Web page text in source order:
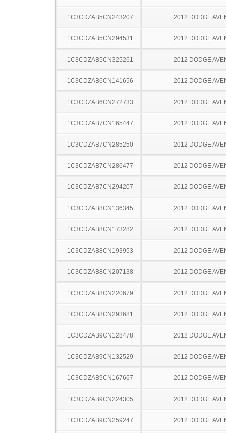
1C3CDZAB5CN243207 2012 DODGE
1C3CDZAB5CN294531 2012 DODGE
1C3CDZAB5CN325261 2012 DODGE
1C3CDZAB6CN141656 2012 DODGE
1C3CDZAB6CN272733 2012 DODGE
1C3CDZAB7CN165447 2012 DODGE
1C3CDZAB7CN285250 2012 DODGE
1C3CDZAB7CN286477 2012 DODGE
1C3CDZAB7CN294207 2012 DODGE
1C3CDZAB8CN136345 2012 DODGE
1C3CDZAB8CN173282 2012 DODGE
1C3CDZAB8CN193953 2012 DODGE
1C3CDZAB8CN207138 2012 DODGE
1C3CDZAB8CN220679 2012 DODGE
1C3CDZAB8CN293681 2012 DODGE
1C3CDZAB9CN128478 2012 DODGE
1C3CDZAB9CN132529 2012 DODGE
1C3CDZAB9CN167667 2012 DODGE
1C3CDZAB9CN224305 2012 DODGE
1C3CDZAB9CN259247 2012 DODGE